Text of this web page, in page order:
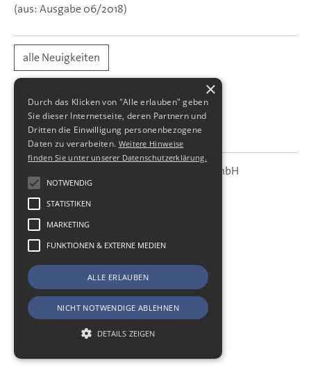
(aus: Ausgabe 06/2018)
alle Neuigkeiten
SBS
SBS Richter, Trenner & Kollegen GmbH
Steuerberatungsgesellschaft
Hohe Straße 55
01187Dresden
Telefax:+49 (0) 351 - 87 32 699
E-Mail:kanzlei@sbsdresden.de
ESt-Helfer
Start
Impressum
Datenschutz
×
Durch das Klicken von "Alle erlauben" geben
Sie dieser Internetseite, deren Partnern und
Dritten die Einwilligung personenbezogene
Daten zu verarbeiten. Weitere Hinweise
finden Sie unter unserer Datenschutzerklärung.
NOTWENDIG
STATISTIKEN
MARKETING
FUNKTIONEN & EXTERNE MEDIEN
ALLE ERLAUBEN
NICHT NOTWENDIGE ABLEHNEN
DETAILS ZEIGEN